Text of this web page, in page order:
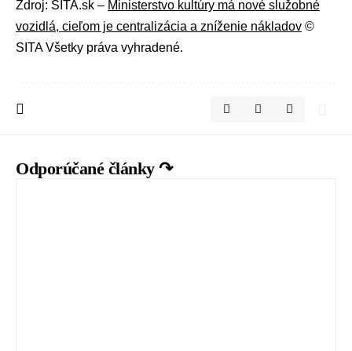
Zdroj: SITA.sk – Ministerstvo kultúry má nové služobné
vozidlá, cieľom je centralizácia a zníženie nákladov ©
SITA Všetky práva vyhradené.
Odporúčané články ↷